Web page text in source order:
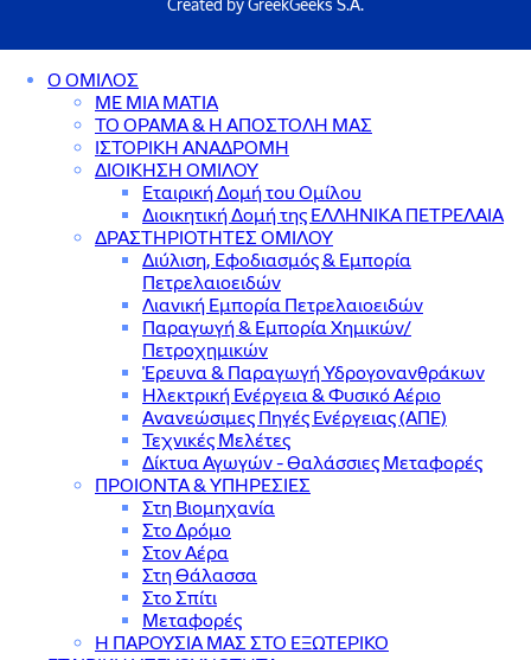
Created by GreekGeeks S.A.
Ο ΟΜΙΛΟΣ
ΜΕ ΜΙΑ ΜΑΤΙΑ
ΤΟ ΟΡΑΜΑ & Η ΑΠΟΣΤΟΛΗ ΜΑΣ
ΙΣΤΟΡΙΚΗ ΑΝΑΔΡΟΜΗ
ΔΙΟΙΚΗΣΗ ΟΜΙΛΟΥ
Εταιρική Δομή του Ομίλου
Διοικητική Δομή της ΕΛΛΗΝΙΚΑ ΠΕΤΡΕΛΑΙΑ
ΔΡΑΣΤΗΡΙΟΤΗΤΕΣ ΟΜΙΛΟΥ
Διύλιση, Εφοδιασμός & Εμπορία
Πετρελαιοειδών
Λιανική Εμπορία Πετρελαιοειδών
Παραγωγή & Εμπορία Χημικών/
Πετροχημικών
Έρευνα & Παραγωγή Υδρογονανθράκων
Ηλεκτρική Ενέργεια & Φυσικό Αέριο
Ανανεώσιμες Πηγές Ενέργειας (ΑΠΕ)
Τεχνικές Μελέτες
Δίκτυα Αγωγών - Θαλάσσιες Μεταφορές
ΠΡΟΙΟΝΤΑ & YΠΗΡΕΣΙΕΣ
Στη Βιομηχανία
Στο Δρόμο
Στον Αέρα
Στη Θάλασσα
Στο Σπίτι
Μεταφορές
Η ΠΑΡΟΥΣΙΑ ΜΑΣ ΣΤΟ ΕΞΩΤΕΡΙΚΟ